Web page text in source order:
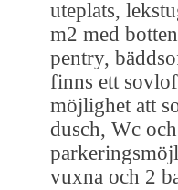
uteplats,
m2 med
pentry,
finns ett
möjlighet att
dusch, Wc
vuxna och 2